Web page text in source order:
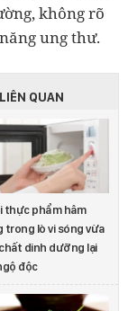
không rõ
ung thư.
QUAN
thực phẩm hâm
trong lò vi sóng vừa
dinh dưỡng lại
độc